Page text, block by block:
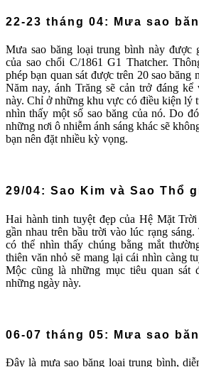
22-23 tháng 04: Mưa sao
Mưa sao băng loại trung bình này được
của sao chổi C/1861 G1 Thatcher.
phép bạn quan sát được trên 20 sao
Năm nay, ánh Trăng sẽ cản trở đáng kể
này. Chỉ ở những khu vực có điều kiện lý
nhìn thấy một số sao băng của nó. Do
những nơi ô nhiễm ánh sáng khác sẽ
bạn nên đặt nhiều kỳ vọng.
29/04: Sao Kim và Sao Thổ
Hai hành tinh tuyệt đẹp của Hệ Mặt
gần nhau trên bầu trời vào lúc rạng
có thể nhìn thấy chúng bằng mắt
thiên văn nhỏ sẽ mang lại cái nhìn càng
Mộc cũng là những mục tiêu quan sát
những ngày này.
06-07 tháng 05: Mưa sao
Đây là mưa sao băng loại trung bình,